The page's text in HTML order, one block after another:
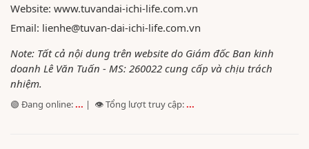
Website: www.tuvandai-ichi-life.com.vn
Email: lienhe@tuvan-dai-ichi-life.com.vn
Note: Tất cả nội dung trên website do Giám đốc Ban kinh
doanh Lê Văn Tuấn - MS: 260022 cung cấp và chịu trách
nhiệm.
🟢 Đang online:... | 👁️ Tổng lượt truy cập:...